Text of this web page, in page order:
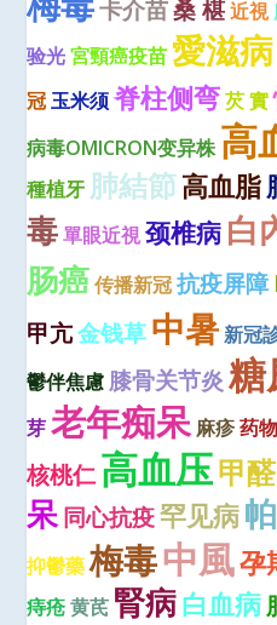
卡介苗桑 椹近視
验光 宮頸癌疫苗 愛滋病
冠 玉米须 脊柱侧弯 芡 實
病毒OMICRON变异株 高
種植牙 肺結節高血脂
毒 單眼近視 颈椎病 白
肠癌 传播新冠 抗疫屏障
甲亢金钱草中暑 新冠
鬱伴焦慮 膝骨关节炎 糖
芽 老年痴呆 麻疹药
核桃仁高血压甲醛
呆同心抗疫罕见病
抑鬱藥 梅毒中風孕
痔疮 黄芪 腎病白血病